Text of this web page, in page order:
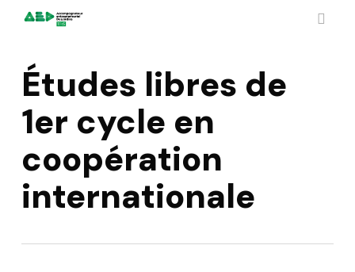
contentÉtudes libres de
1er cycle en
coopération
internationale
Améliorer l’intégration